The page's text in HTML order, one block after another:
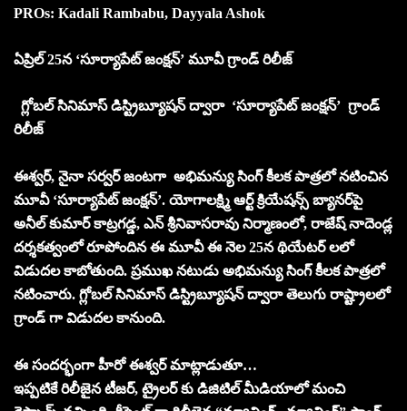
PROs: Kadali Rambabu, Dayyala Ashok
ఏప్రిల్ 25న ‘సూర్యాపేట్‌ జంక్షన్‌’ మూవీ గ్రాండ్ రిలీజ్
గ్లోబల్ సినిమాస్ డిస్ట్రిబ్యూషన్ ద్వారా ‘సూర్యాపేట్‌ జంక్షన్‌’ గ్రాండ్
రిలీజ్
ఈశ్వర్‌, నైనా సర్వర్‌ జంటగా అభిమన్యు సింగ్ కీలక పాత్రలో నటించిన
మూవీ ‘సూర్యాపేట్‌ జంక్షన్‌’. యోగాలక్ష్మి ఆర్ట్ క్రియేషన్స్ బ్యాన‌ర్‌పై
అనీల్ కుమార్ కాట్రగడ్డ, ఎన్ శ్రీనివాసరావు నిర్మాణంలో, రాజేష్ నాదెండ్ల
దర్శకత్వంలో రూపోందిన ఈ మూవీ ఈ నెల 25న థియేటర్ లలో
విడుదల కాబోతుంది. ప్రముఖ నటుడు అభిమన్యు సింగ్ కీలక పాత్రలో
నటించారు. గ్లోబల్ సినిమాస్ డిస్ట్రిబ్యూషన్ ద్వారా తెలుగు రాష్ట్రాలలో
గ్రాండ్ గా విడుదల కానుంది.
ఈ సందర్భంగా హీరో ఈశ్వర్ మాట్లాడుతూ…
ఇప్పటికే రిలీజైన టీజర్, ట్రైలర్ కు డిజిటిల్ మీడియాలో మంచి